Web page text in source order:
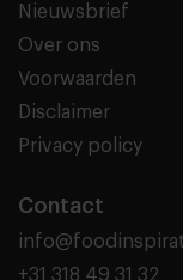
Nieuwsbrief
Over ons
Voorwaarden
Disclaimer
Privacy policy
Contact
+31 318 49 31 32